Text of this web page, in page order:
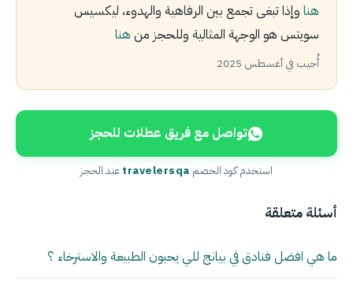
هنا وإذا تبغى تجمع بين الرفاهية والهدوء، ليكسيس
سويتس هو الوجهة المثالية وللحجز من هنا
أُجيب في أغسطس 2025
تواصل مع فريق عطلات للحجز
استخدم كود الخصم travelersqaعند الحجز
أسئلة متعلقة
ما هي افضل فنادق في بيانج للي يحبون الطبيعة والاسترخاء ؟